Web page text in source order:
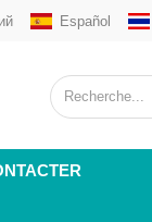
Español